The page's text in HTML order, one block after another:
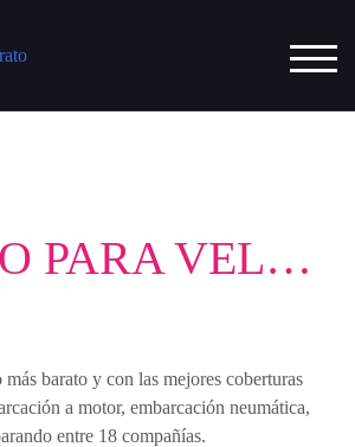
SEGURO PARA VELEROS, EMBARCACIONES A MOTOR, EMBARCACIONES NEUMÁTICAS, MOTOS DE AGUA.
barato y con las mejores coberturas
a motor, embarcación neumática,
entre 18 compañías.